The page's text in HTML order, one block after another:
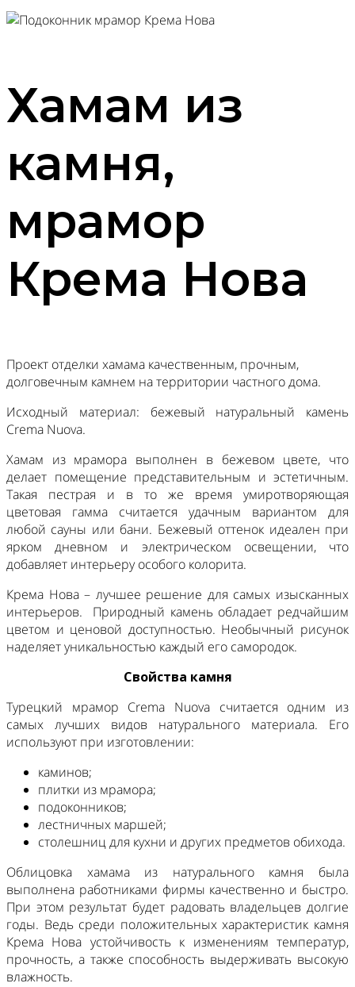
Хамам из
камня,
мрамор
Крема Нова
Проект отделки хамама качественным, прочным,
долговечным камнем на территории частного дома.
Исходный материал: бежевый натуральный камень
Crema Nuova.
Хамам из мрамора выполнен в бежевом цвете, что
делает помещение представительным и эстетичным.
Такая пестрая и в то же время умиротворяющая
цветовая гамма считается удачным вариантом для
любой сауны или бани. Бежевый оттенок идеален при
ярком дневном и электрическом освещении, что
добавляет интерьеру особого колорита.
Крема Нова – лучшее решение для самых изысканных
интерьеров. Природный камень обладает редчайшим
цветом и ценовой доступностью. Необычный рисунок
наделяет уникальностью каждый его самородок.
Свойства камня
Турецкий мрамор Crema Nuova считается одним из
самых лучших видов натурального материала. Его
используют при изготовлении:
каминов;
плитки из мрамора;
подоконников;
лестничных маршей;
столешниц для кухни и других предметов обихода.
Облицовка хамама из натурального камня была
выполнена работниками фирмы качественно и быстро.
При этом результат будет радовать владельцев долгие
годы. Ведь среди положительных характеристик камня
Крема Нова устойчивость к изменениям температур,
прочность, а также способность выдерживать высокую
влажность.